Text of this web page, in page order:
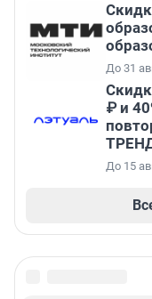
До 31
₽ и
До 15